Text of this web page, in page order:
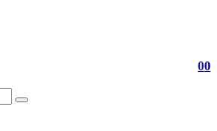
00